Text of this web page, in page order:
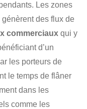
Les zones
des flux de
commerciaux qui y
d’un
les porteurs de
le temps de flâner
dans les
comme les